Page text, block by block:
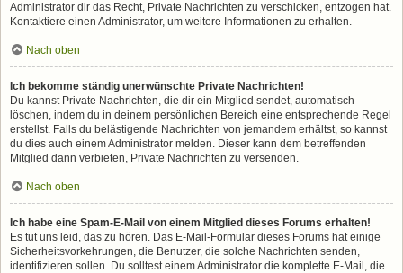
Administrator dir das Recht, Private Nachrichten zu verschicken, entzogen hat.
Kontaktiere einen Administrator, um weitere Informationen zu erhalten.
Nach oben
Ich bekomme ständig unerwünschte Private Nachrichten!
Du kannst Private Nachrichten, die dir ein Mitglied sendet, automatisch
löschen, indem du in deinem persönlichen Bereich eine entsprechende Regel
erstellst. Falls du belästigende Nachrichten von jemandem erhältst, so kannst
du dies auch einem Administrator melden. Dieser kann dem betreffenden
Mitglied dann verbieten, Private Nachrichten zu versenden.
Nach oben
Ich habe eine Spam-E-Mail von einem Mitglied dieses Forums erhalten!
Es tut uns leid, das zu hören. Das E-Mail-Formular dieses Forums hat einige
Sicherheitsvorkehrungen, die Benutzer, die solche Nachrichten senden,
identifizieren sollen. Du solltest einem Administrator die komplette E-Mail, die